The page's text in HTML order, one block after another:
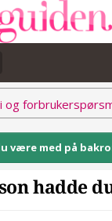
og
være med på
hadde